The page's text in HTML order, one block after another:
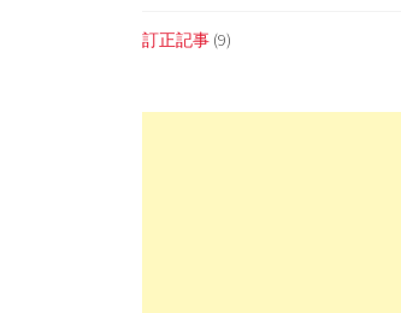
訂正記事 (9)